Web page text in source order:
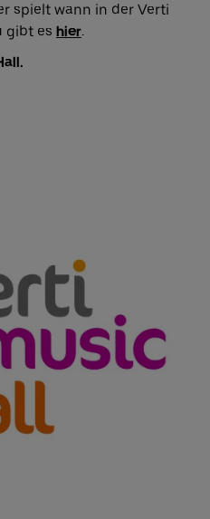
spielt wann in der Verti
gibt es hier.